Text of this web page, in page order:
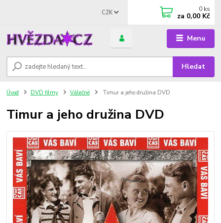
Menu
CZK
Hledat
0 ks
za 0,00 Kč
Úvod DVD filmy Válečné Timur a jeho družina DVD
Timur a jeho družina DVD